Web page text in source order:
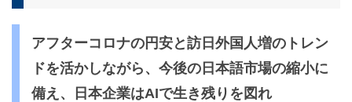
アフターコロナの円安と訪日外国人増のトレン
ドを活かしながら、今後の日本語市場の縮小に
備え、日本企業はAIで生き残りを図れ